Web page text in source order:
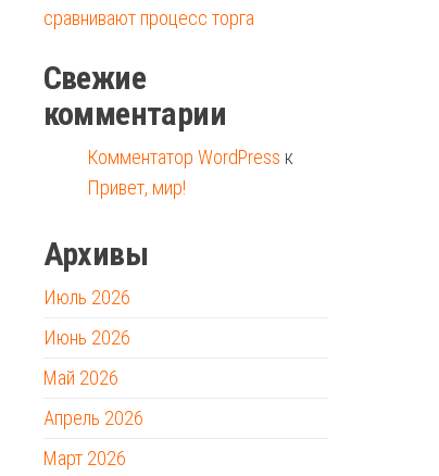
сравнивают процесс торга
Свежие
комментарии
Комментатор WordPress к
Привет, мир!
Архивы
Июль 2026
Июнь 2026
Май 2026
Апрель 2026
Март 2026